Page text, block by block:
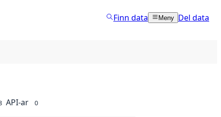
Finn data Meny Del data
API-ar 0